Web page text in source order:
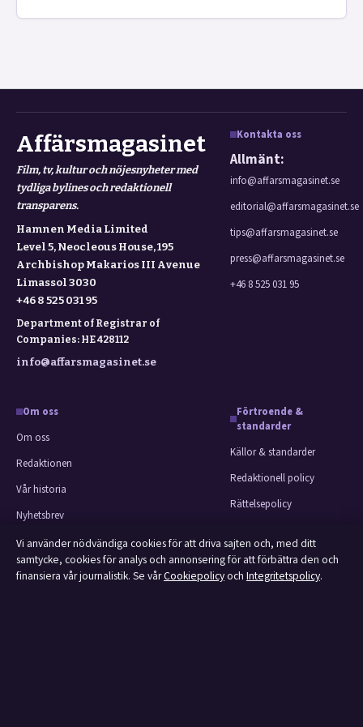
Affärsmagasinet
Film, tv, kultur och nöjesnyheter med
tydliga bylines och redaktionell
transparens.
Hamnen Media Limited
Level 5, Neocleous House, 195
Archbishop Makarios III Avenue
Limassol 3030
+46 8 525 031 95
Department of Registrar of
Companies: HE 428112
info@affarsmagasinet.se
Kontakta oss
Allmänt:
info@affarsmagasinet.se
editorial@affarsmagasinet.se
tips@affarsmagasinet.se
press@affarsmagasinet.se
+46 8 525 031 95
Om oss
Om oss
Redaktionen
Vår historia
Nyhetsbrev
Tipsa oss
Kontakt
Förtroende &
standarder
Källor & standarder
Redaktionell policy
Rättelsepolicy
Ägande & finansiering
Integritetspolicy
Vi använder nödvändiga cookies för att driva sajten och, med ditt
samtycke, cookies för analys och annonsering för att förbättra den och
finansiera vår journalistik. Se vårCookiepolicyoch Integritetspolicy.